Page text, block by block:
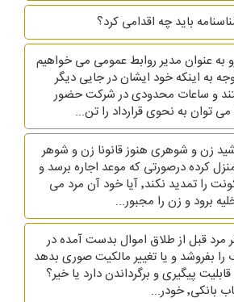
باید چه اقدامی کرد؟
عنوان مدیر روابط عمومی می خواهیم
به اینکه خود ایشان در جایی دیگر
و ساعات محدودی در شرکت حضور
توان به نحوی قرارداد را تن...
زن و شوهری هنوز قانونا زن و شوهر
کرده درصورتی که موعد اجاره برسد و
مرد منزل محل سکونت را تمدید نکند٬ آیا خود آن مرد می
برود و زن را مجبور...
مرد قبل از طلاق اموال بدست آمده در
بفروشد و یا تغییر مالکیت صوری بدهد
و قابل اثبات باشد٬ قابلیت پیگیری و برگرداندن دارد یا خیر؟
خودر...